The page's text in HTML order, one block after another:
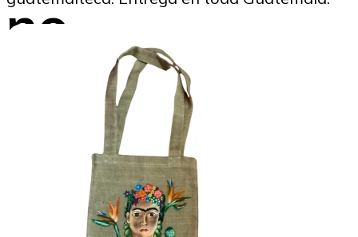
no
declarados
SoyMigrante.com REVISTA
11/05/2026